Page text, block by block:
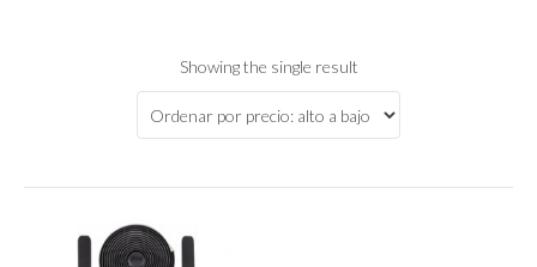
Showing the single result